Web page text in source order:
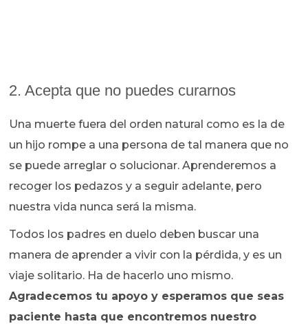
2. Acepta que no puedes curarnos
Una muerte fuera del orden natural como es la de
un hijo rompe a una persona de tal manera que no
se puede arreglar o solucionar. Aprenderemos a
recoger los pedazos y a seguir adelante, pero
nuestra vida nunca será la misma.
Todos los padres en duelo deben buscar una
manera de aprender a vivir con la pérdida, y es un
viaje solitario. Ha de hacerlo uno mismo.
Agradecemos tu apoyo y esperamos que seas
paciente hasta que encontremos nuestro